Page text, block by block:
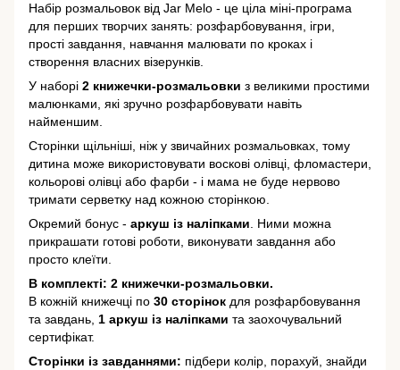
Набір розмальовок від Jar Melo - це ціла міні-програма
для перших творчих занять: розфарбовування, ігри,
прості завдання, навчання малювати по кроках і
створення власних візерунків.
У наборі 2 книжечки-розмальовки з великими простими
малюнками, які зручно розфарбовувати навіть
найменшим.
Сторінки щільніші, ніж у звичайних розмальовках, тому
дитина може використовувати воскові олівці, фломастери,
кольорові олівці або фарби - і мама не буде нервово
тримати серветку над кожною сторінкою.
Окремий бонус - аркуш із наліпками . Ними можна
прикрашати готові роботи, виконувати завдання або
просто клеїти.
В комплекті: 2 книжечки-розмальовки.
В кожній книжечці по 30 сторінок для розфарбовування
та завдань, 1 аркуш із наліпками та заохочувальний
сертифікат.
Сторінки із завданнями: підбери колір, порахуй, знайди